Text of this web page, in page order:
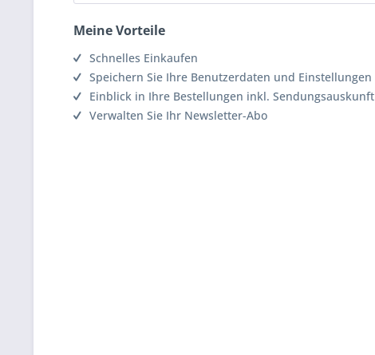
Meine Vorteile
Schnelles Einkaufen
Speichern Sie Ihre Benutzerdaten und Einstellungen
Einblick in Ihre Bestellungen inkl. Sendungsauskunft
Verwalten Sie Ihr Newsletter-Abo